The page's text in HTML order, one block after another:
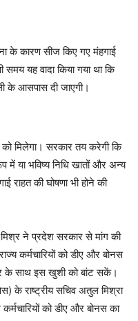
के कारण सीज किए गए मंहगाई
यह वादा किया गया था कि
के आसपास दी जाएगी।
को मिलेगा। सरकार तय करेगी कि
या भविष्य निधि खातों और अन्य
राहत की घोषणा भी होने की
ने प्रदेश सरकार से मांग की
कर्मचारियों को डीए और बोनस
के साथ इस खुशी को बांट सकें।
के राष्ट्रीय सचिव अतुल मिश्रा
को डीए और बोनस का